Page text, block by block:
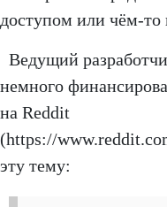
доступом или чём-то
Ведущий
немного
на Reddit
(https://
эту тему: